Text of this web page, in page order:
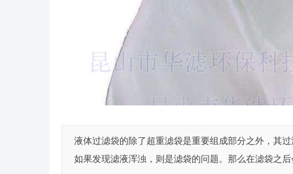
液体过滤袋的除了超重滤袋是重要组成部分之外，其
如果发现滤液浑浊，则是滤袋的问题。那么在滤袋之